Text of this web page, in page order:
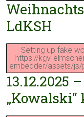
LdKSH
Setting up fake
https://kgv-
embedder/assets/js/
13.12.2025